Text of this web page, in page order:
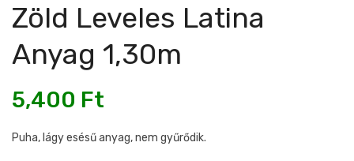
Zöld Leveles Latina
Anyag 1,30m
5,400 Ft
Puha, lágy esésű anyag, nem gyűrődik.